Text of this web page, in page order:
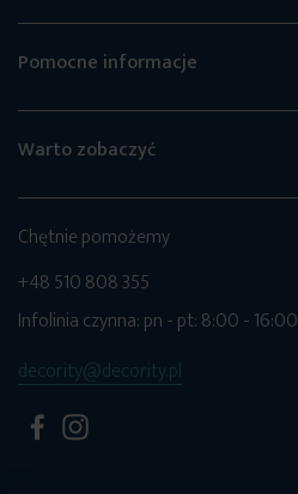
Pomocne informacje
Warto zobaczyć
Chętnie pomożemy
+48 510 808 355
Infolinia czynna: pn - pt: 8:00 - 16:00
decority@decority.pl